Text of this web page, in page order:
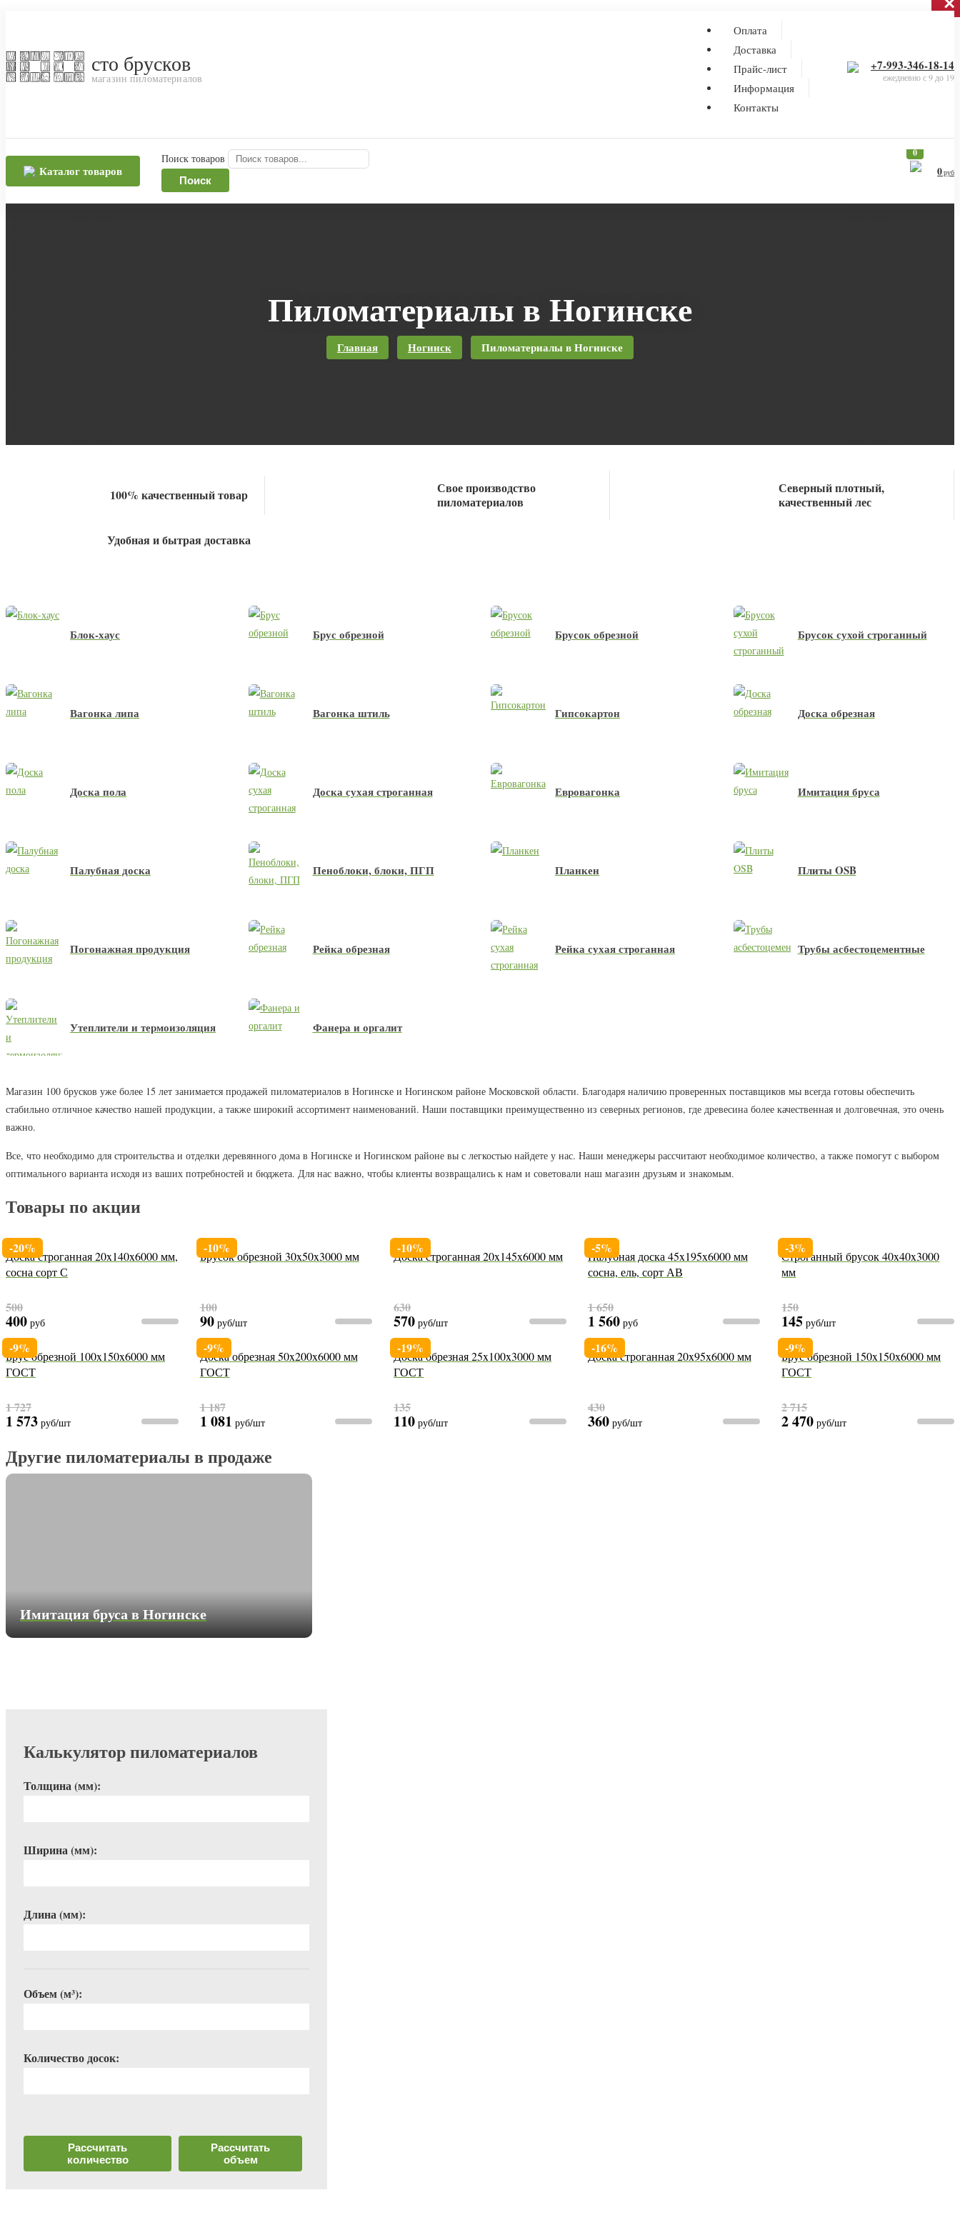
сто брусков
магазин пиломатериалов
Оплата
Доставка
Прайс-лист
Информация
Контакты
+7-993-346-18-14
ежедневно с 9 до 19
Каталог товаров
Поиск товаров
Поиск
0
0руб
Пиломатериалы в Ногинске
Главная Ногинск Пиломатериалы в Ногинске
100% качественный товар
Свое производство
пиломатериалов
Северный плотный,
качественный лес
Удобная и бытрая доставка
Блок-хаус Брус обрезной Брусок обрезной Брусок сухой строганный
Вагонка липа Вагонка штиль Гипсокартон Доска обрезная
Доска пола Доска сухая строганная Евровагонка Имитация бруса
Палубная доска Пеноблоки, блоки, ПГП Планкен Плиты OSB
Погонажная продукция Рейка обрезная Рейка сухая строганная Трубы асбестоцементные
Утеплители и термоизоляция Фанера и оргалит
Магазин 100 брусков уже более 15 лет занимается продажей пиломатериалов в Ногинске и Ногинском районе Московской области. Благодаря наличию проверенных поставщиков мы всегда готовы обеспечить
стабильно отличное качество нашей продукции, а также широкий ассортимент наименований. Наши поставщики преимущественно из северных регионов, где древесина более качественная и долговечная, это очень
важно.
Все, что необходимо для строительства и отделки деревянного дома в Ногинске и Ногинском районе вы с легкостью найдете у нас. Наши менеджеры рассчитают необходимое количество, а также помогут с выбором
оптимального варианта исходя из ваших потребностей и бюджета. Для нас важно, чтобы клиенты возвращались к нам и советовали наш магазин друзьям и знакомым.
Товары по акции
-20%
Доска строганная 20x140x6000 мм,
сосна сорт С
500
400 руб
-10%
Брусок обрезной 30x50x3000 мм
100
90руб/шт
-10%
Доска строганная 20x145x6000 мм
630
570 руб/шт
-5%
Палубная доска 45x195x6000 мм
сосна, ель, сорт АВ
1 650
1 560руб
-3%
Строганный брусок 40x40x3000
мм
150
145 руб/шт
-9%
Брус обрезной 100x150x6000 мм
ГОСТ
1 727
1 573 руб/шт
-9%
Доска обрезная 50x200x6000 мм
ГОСТ
1 187
1 081 руб/шт
-19%
Доска обрезная 25x100x3000 мм
ГОСТ
135
110 руб/шт
-16%
Доска строганная 20x95x6000 мм
430
360руб/шт
-9%
Брус обрезной 150x150x6000 мм
ГОСТ
2 715
2 470 руб/шт
Другие пиломатериалы в продаже
Имитация бруса в Ногинске
Калькулятор пиломатериалов
Толщина (мм):
Ширина (мм):
Длина (мм):
Объем (м³):
Количество досок:
Рассчитать
количество
Рассчитать
объем